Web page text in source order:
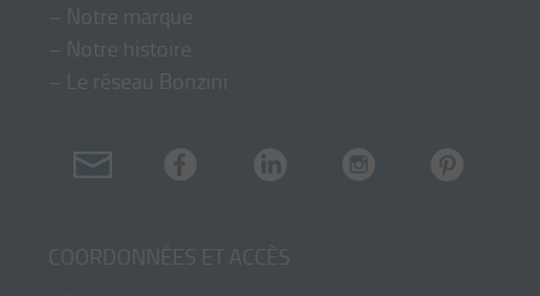
– Notre marque
– Notre histoire
– Le réseau Bonzini
COORDONNÉES ET ACCÈS